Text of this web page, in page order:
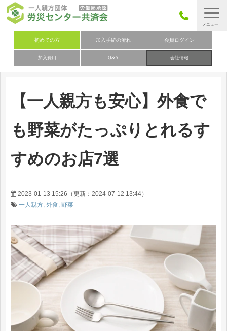
初めての方 加入手続の流れ 会員ログイン
加入費用 Q&A 会社情報
労災保険とは
労災保険の取りまとめ
加入費用
会社概要
お問い合わせ
【一人親方も安心】外食で
も野菜がたっぷりとれるす
すめのお店7選
2023-01-13 15:26 （更新： 2024-07-12 13:44）
一人親方 外食 野菜